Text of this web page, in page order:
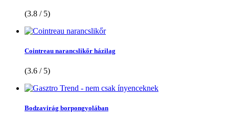
(3.8 / 5)
Cointreau narancslikőr házilag
(3.6 / 5)
Bodzavirág borpongyolában